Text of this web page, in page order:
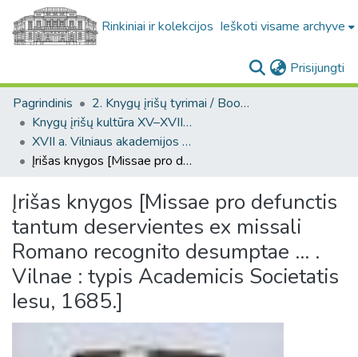
Rinkiniai ir kolekcijos Ieškoti visame archyve
Prisijungti
Pagrindinis
2. Knygų įrišų tyrimai / Bookbindings research
Knygų įrišų kultūra XV–XVIII a. LDK teritorijoje / Bookbinding culture in the 15th–18th-century GDL
XVII a. Vilniaus akademijos spaustuvės leidinių įrišai / 17-th century bindings of the Vilnius Academy printing house
Įrišas knygos [Missae pro defunctis tantum deservientes ex missali Romano recognito desumptae ... . Vilnae : typis Academicis Societatis Iesu, 1685.]
Įrišas knygos [Missae pro defunctis
tantum deservientes ex missali
Romano recognito desumptae ... .
Vilnae : typis Academicis Societatis
Iesu, 1685.]